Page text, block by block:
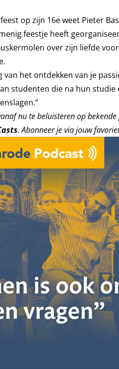
op zijn 16e weet Pieter
feestje heeft
over zijn liefde
van het ontdekken van je
studenten die na hun
nu te beluisteren op
. Abonneer je via jouw